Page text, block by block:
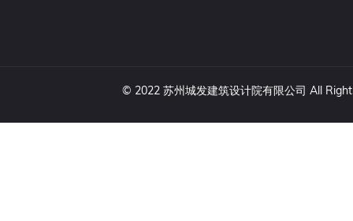
© 2022 苏州城发建筑设计院有限公司 All